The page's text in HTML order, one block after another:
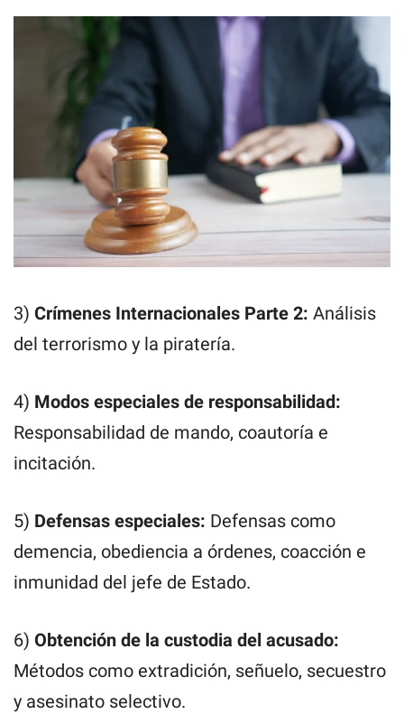
3) Crímenes Internacionales Parte 2: Análisis
del terrorismo y la piratería.
4) Modos especiales de responsabilidad:
Responsabilidad de mando, coautoría e
incitación.
5) Defensas especiales: Defensas como
demencia, obediencia a órdenes, coacción e
inmunidad del jefe de Estado.
6) Obtención de la custodia del acusado:
Métodos como extradición, señuelo, secuestro
y asesinato selectivo.